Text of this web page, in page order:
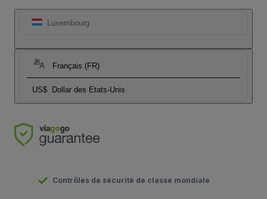
Luxembourg
Français (FR)
US$ Dollar des Etats-Unis
Contrôles de sécurité de classe mondiale